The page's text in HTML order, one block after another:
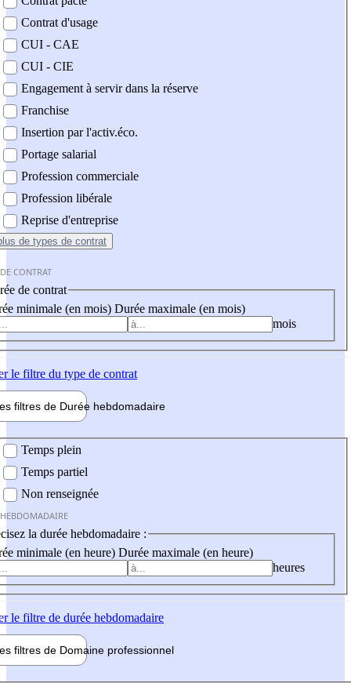
Contrat d'usage
CUI - CAE
CUI - CIE
Engagement à servir dans la réserve
Franchise
Insertion par l'activ.éco.
Portage salarial
Profession commerciale
Profession libérale
Reprise d'entreprise
de types de contrat
CONTRAT
de contrat
minimale (en mois) Durée maximale (en mois)
mois
le filtre du type de contrat
filtres de Durée hebdomadaire
Temps plein
Temps partiel
Non renseignée
la durée hebdomadaire :
minimale (en heure) Durée maximale (en heure)
heures
le filtre de durée hebdomadaire
filtres de Domaine professionnel